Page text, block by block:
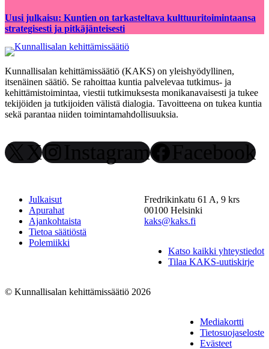
Uusi julkaisu: Kuntien on tarkasteltava kulttuuritoimintaansa
strategisesti ja pitkäjänteisesti
Kunnallisalan kehittämissäätiö (KAKS) on yleishyödyllinen,
itsenäinen säätiö. Se rahoittaa kuntia palvelevaa tutkimus- ja
kehittämistoimintaa, viestii tutkimuksesta monikanavaisesti ja tukee
tekijöiden ja tutkijoiden välistä dialogia. Tavoitteena on tukea kuntia
sekä parantaa niiden toimintamahdollisuuksia.
X Instagram Facebook
Julkaisut
Apurahat
Ajankohtaista
Tietoa säätiöstä
Polemiikki
Fredrikinkatu 61 A, 9 krs
00100 Helsinki
kaks@kaks.fi
Katso kaikki yhteystiedot
Tilaa KAKS-uutiskirje
© Kunnallisalan kehittämissäätiö 2026
Mediakortti
Tietosuojaseloste
Evästeet